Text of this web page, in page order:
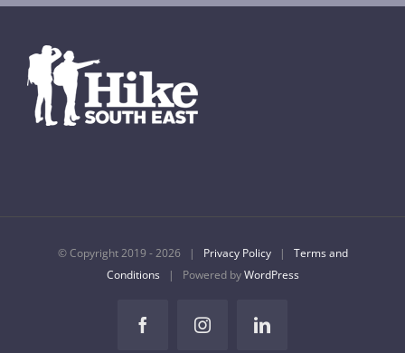
© Copyright 2019 -2026 | Privacy Policy| Terms and
Conditions| Powered byWordPress
FacebookInstagramLinkedIn